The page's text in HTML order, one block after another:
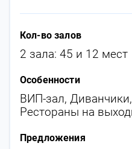
Кол-во залов
2 зала: 45 и 12 мест
Особенности
ВИП-зал, Диванчики,
Рестораны на
Предложения